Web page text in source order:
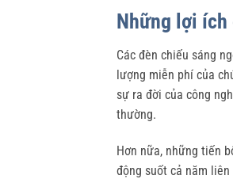
Những lợi ích
Các đèn chiếu sáng
lượng miễn phí của
sự ra đời của công
thường.
Hơn nữa, những tiến
động suốt cả năm